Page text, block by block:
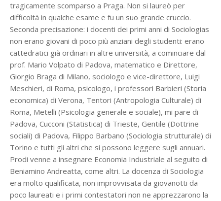
tragicamente scomparso a Praga. Non si laureò per
difficoltà in qualche esame e fu un suo grande cruccio.
Seconda precisazione: i docenti dei primi anni di Sociologias
non erano giovani di poco più anziani degli studenti: erano
cattedratici già ordinari in altre università, a cominciare dal
prof. Mario Volpato di Padova, matematico e Direttore,
Giorgio Braga di Milano, sociologo e vice-direttore, Luigi
Meschieri, di Roma, psicologo, i professori Barbieri (Storia
economica) di Verona, Tentori (Antropologia Culturale) di
Roma, Metelli (Psicologia generale e sociale), mi pare di
Padova, Cucconi (Statistica) di Trieste, Gentile (Dottrine
sociali) di Padova, Filippo Barbano (Sociologia strutturale) di
Torino e tutti gli altri che si possono leggere sugli annuari.
Prodi venne a insegnare Economia Industriale al seguito di
Beniamino Andreatta, come altri. La docenza di Sociologia
era molto qualificata, non improvvisata da giovanotti da
poco laureati e i primi contestatori non ne apprezzarono la